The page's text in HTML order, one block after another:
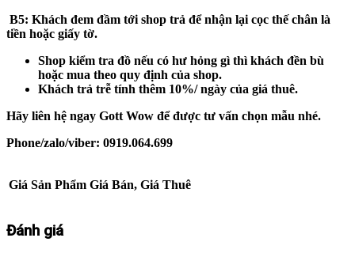
B5: Khách đem đầm tới shop trả để nhận lại cọc thế chân là
tiền hoặc giấy tờ.
Shop kiểm tra đồ nếu có hư hỏng gì thì khách đền bù
hoặc mua theo quy định của shop.
Khách trả trễ tính thêm 10%/ ngày của giá thuê.
Hãy liên hệ ngay Gott Wow để được tư vấn chọn mẫu nhé.
Phone/zalo/viber: 0919.064.699
Giá Sản Phẩm Giá Bán, Giá Thuê
Đánh giá